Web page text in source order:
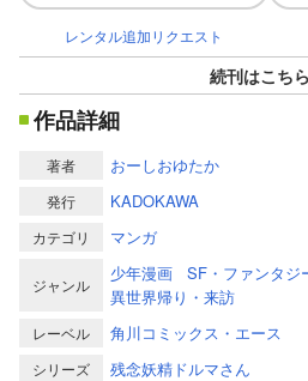
レンタル追加リクエスト
続刊はこちら
作品詳細
著者 おーしおゆたか
発行 KADOKAWA
カテゴリ マンガ
ジャンル
少年漫画 SF・ファンタジ
異世界帰り・来訪
レーベル 角川コミックス・エース
シリーズ 残念妖精ドルマさん